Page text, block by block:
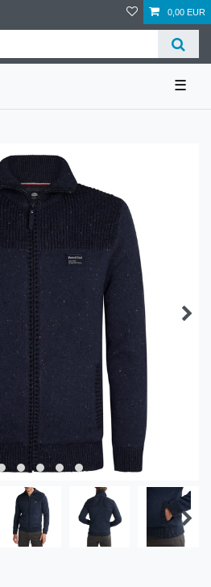
0,00 EUR
☰